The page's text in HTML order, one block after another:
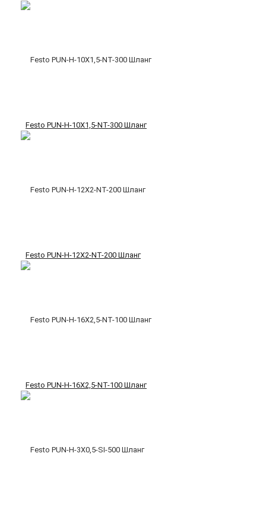
Festo PUN-H-10X1,5-NT-300 Шланг
Festo PUN-H-12X2-NT-200 Шланг
Festo PUN-H-16X2,5-NT-100 Шланг